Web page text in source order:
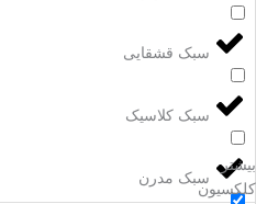
سبک قشقایی
سبک کلاسیک
سبک مدرن
بیشتر
کلکسیون